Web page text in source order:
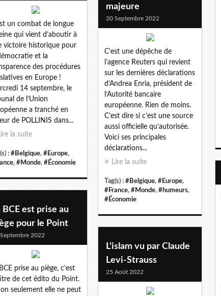
un combat de longue
qui vient d’aboutir à
victoire historique pour
et la
des procédures
en Europe !
14 septembre, le
de l’Union
a tranché en
de POLLINIS dans...
la suite
: #Belgique, #Europe,
, #Monde, #Économie
majeure
20 Septembre 2022
C’est une dépêche de
l’agence Reuters qui revient
sur les dernières déclarations
d’Andrea Enria, président de
l’Autorité bancaire
européenne. Rien de moins.
C’est dire si c’est une source
aussi officielle qu’autorisée.
Voici ses principales
déclarations...
Lire la suite
Tag(s) : #Belgique, #Europe,
#France, #Monde, #humeurs,
#Économie
BCE est prise au
pour le Point
2022
prise au piège, c’est
de cet édito du Point.
seulement elle ne peut
L'islam vu par Claude
Levi-Strauss
25 Août 2022